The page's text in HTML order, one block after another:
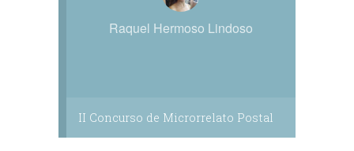
Raquel Hermoso Lindoso
II Concurso de Microrrelato Postal